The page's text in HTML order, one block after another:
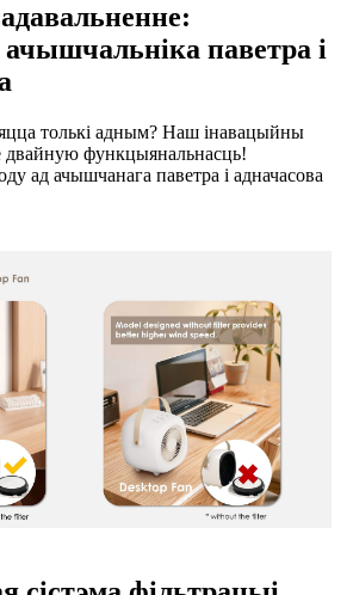
паветра і
толькі адным? Наш інавацыйны
двайную функцыянальнасць!
ад ачышчанага паветра і адначасова